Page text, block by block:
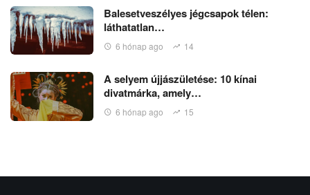
Balesetveszélyes jégcsapok télen:
láthatatlan…
6 hónap ago 14
A selyem újjászületése: 10 kínai
divatmárka, amely…
6 hónap ago 15